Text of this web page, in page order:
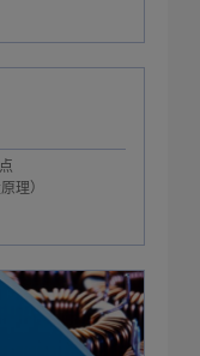
理）